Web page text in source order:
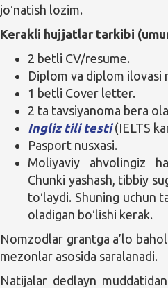
joʻnatish lozim.
Kerakli hujjatlar tarkibi
2 betli CV/resume.
Diplom va diplom ilovasi
1 betli Cover letter.
2 ta tavsiyanoma bera
Ingliz tili testi(IELTS
Pasport nusxasi.
Moliyaviy ahvolingiz
Chunki yashash, tibbiy
toʻlaydi. Shuning uchun
oladigan boʻlishi kerak.
Nomzodlar grantga a’lo
mezonlar asosida saralanadi.
Natijalar dedlayn